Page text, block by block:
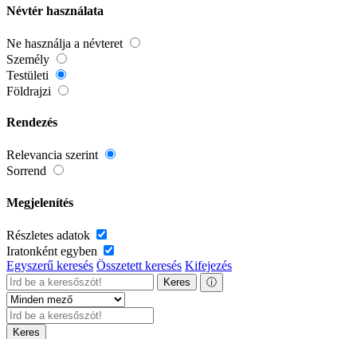
Névtér használata
Ne használja a névteret
Személy
Testületi
Földrajzi
Rendezés
Relevancia szerint
Sorrend
Megjelenítés
Részletes adatok
Iratonként egyben
Egyszerű keresés Összetett keresés Kifejezés
Keres ⓘ
Keres